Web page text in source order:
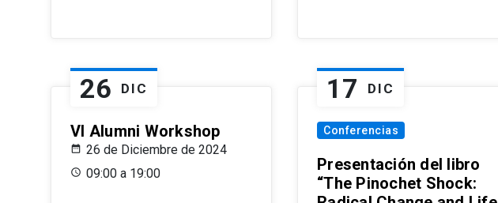
26 DIC
VI Alumni Workshop
26 de Diciembre de 2024
09:00 a 19:00
17 DIC
Conferencias
Presentación del libro
“The Pinochet Shock: